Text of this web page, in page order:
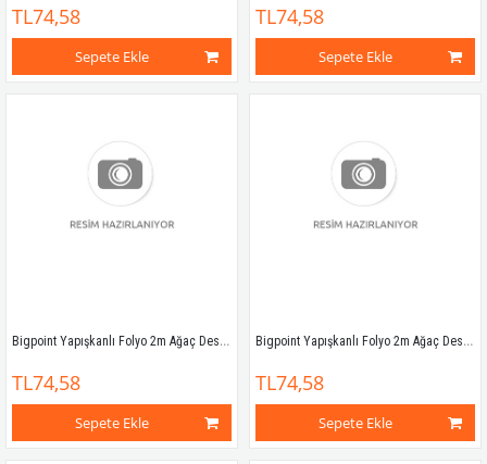
TL74,58
Sepete Ekle
TL74,58
Sepete Ekle
Bigpoint Yapışkanlı Folyo 2m Ağaç Desen No:23
TL74,58
Sepete Ekle
Bigpoint Yapışkanlı Folyo 2m Ağaç Desen No:24
TL74,58
Sepete Ekle